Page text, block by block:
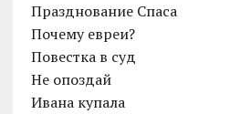
Празднование Спаса
Почему евреи?
Повестка в суд
Не опоздай
Ивана купала